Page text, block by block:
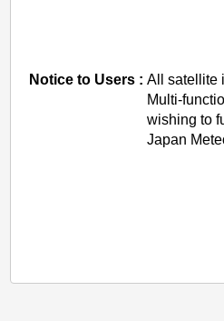
Notice to Users :All satellite
Multi-
wishing to
Japan